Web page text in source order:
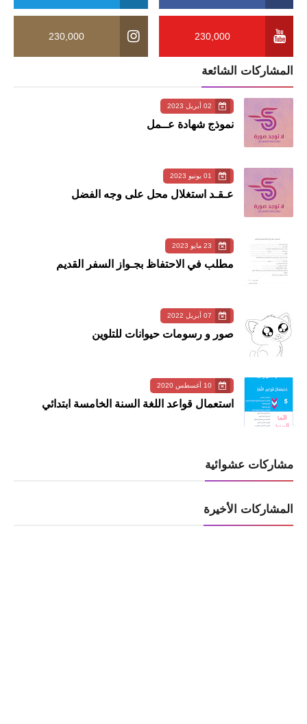
230,000
230,000
المشاركات الشائعة
02 أبريل 2023
نموذج شهادة عــمل
01 يونيو 2023
عـقـد استغلال محل على وجه الفضل
23 مايو 2023
مطلب في الاحتفاظ بجـواز السفر القديم
07 أبريل 2022
صور و رسومات حيوانات للتلوين
10 أغسطس 2020
استعمال قواعد اللغة السنة الخامسة ابتدائي
مشاركات عشوائية
المشاركات الأخيرة